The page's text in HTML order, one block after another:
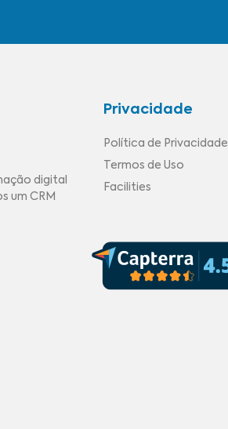
digital
um CRM
Privacidade
Política de Privacidade
Termos de Uso
Facilities